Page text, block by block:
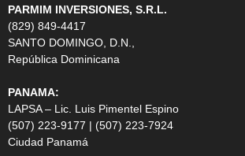
PARMIM INVERSIONES, S.R.L.
(829) 849-4417
SANTO DOMINGO, D.N.,
República Dominicana
PANAMA:
LAPSA – Lic. Luis Pimentel Espino
(507) 223-9177 | (507) 223-7924
Ciudad Panamá